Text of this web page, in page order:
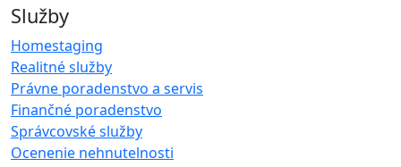
Služby
Homestaging
Realitné služby
Právne poradenstvo a servis
Finančné poradenstvo
Správcovské služby
Ocenenie nehnutelnosti